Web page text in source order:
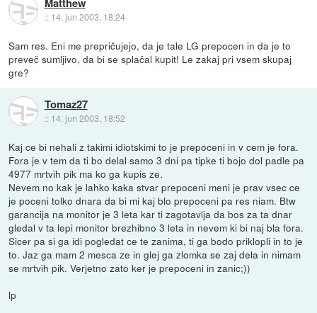
:: 14. jun 2003, 18:24
Sam res. Eni me prepričujejo, da je tale LG prepocen in da je to
preveč sumljivo, da bi se splačal kupit! Le zakaj pri vsem skupaj
gre?
Tomaz27
:: 14. jun 2003, 18:52
Kaj ce bi nehali z takimi idiotskimi to je prepoceni in v cem je fora.
Fora je v tem da ti bo delal samo 3 dni pa tipke ti bojo dol padle pa
4977 mrtvih pik ma ko ga kupis ze.
Nevem no kak je lahko kaka stvar prepoceni meni je prav vsec ce
je poceni tolko dnara da bi mi kaj blo prepoceni pa res niam. Btw
garancija na monitor je 3 leta kar ti zagotavlja da bos za ta dnar
gledal v ta lepi monitor brezhibno 3 leta in nevem ki bi naj bla fora.
Sicer pa si ga idi pogledat ce te zanima, ti ga bodo priklopli in to je
to. Jaz ga mam 2 mesca ze in glej ga zlomka se zaj dela in nimam
se mrtvih pik. Verjetno zato ker je prepoceni in zanic;))
lp